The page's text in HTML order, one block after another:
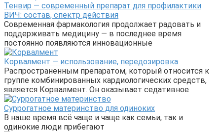
Тенвир — современный препарат для профилактики
ВИЧ: состав, спектр действия
Современная фармакология продолжает радовать и
поддерживать медицину — в последнее время
постоянно появляются инновационные
Корвалмент — использование, передозировка
Распространенным препаратом, который относится к
группе комбинированных кардиологических средств,
является Корвалмент. Он оказывает седативное
Суррогатное материнство для одиноких
В наше время всё чаще и чаще как семьи, так и
одинокие люди прибегают